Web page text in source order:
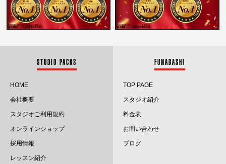
2025.11
2025.7
2025.5
STUDIO PACKS
HOME
会社概要
スタジオご利用規約
オンラインショップ
採用情報
レッスン紹介
FUNABASHI
TOP PAGE
スタジオ紹介
料金表
お問い合わせ
ブログ